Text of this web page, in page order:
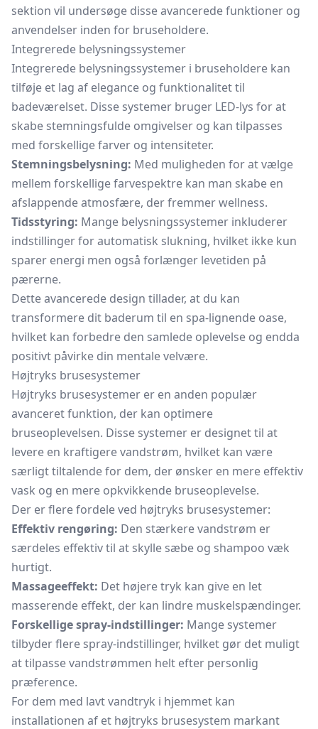
sektion vil undersøge disse avancerede funktioner og
anvendelser inden for bruseholdere.
Integrerede belysningssystemer
Integrerede belysningssystemer i bruseholdere kan
tilføje et lag af elegance og funktionalitet til
badeværelset. Disse systemer bruger LED-lys for at
skabe stemningsfulde omgivelser og kan tilpasses
med forskellige farver og intensiteter.
Stemningsbelysning: Med muligheden for at vælge
mellem forskellige farvespektre kan man skabe en
afslappende atmosfære, der fremmer wellness.
Tidsstyring: Mange belysningssystemer inkluderer
indstillinger for automatisk slukning, hvilket ikke kun
sparer energi men også forlænger levetiden på
pærerne.
Dette avancerede design tillader, at du kan
transformere dit baderum til en spa-lignende oase,
hvilket kan forbedre den samlede oplevelse og endda
positivt påvirke din mentale velvære.
Højtryks brusesystemer
Højtryks brusesystemer er en anden populær
avanceret funktion, der kan optimere
bruseoplevelsen. Disse systemer er designet til at
levere en kraftigere vandstrøm, hvilket kan være
særligt tiltalende for dem, der ønsker en mere effektiv
vask og en mere opkvikkende bruseoplevelse.
Der er flere fordele ved højtryks brusesystemer:
Effektiv rengøring: Den stærkere vandstrøm er
særdeles effektiv til at skylle sæbe og shampoo væk
hurtigt.
Massageeffekt: Det højere tryk kan give en let
masserende effekt, der kan lindre muskelspændinger.
Forskellige spray-indstillinger: Mange systemer
tilbyder flere spray-indstillinger, hvilket gør det muligt
at tilpasse vandstrømmen helt efter personlig
præference.
For dem med lavt vandtryk i hjemmet kan
installationen af et højtryks brusesystem markant